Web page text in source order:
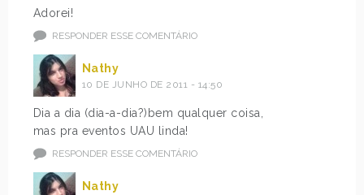
Adorei!
RESPONDER ESSE COMENTÁRIO
Nathy
10 DE JUNHO DE 2011 - 14:50
Dia a dia (dia-a-dia?)bem qualquer coisa,
mas pra eventos UAU linda!
RESPONDER ESSE COMENTÁRIO
Nathy